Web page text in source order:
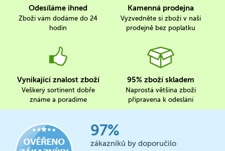
Odesíláme ihned
Zboží vám dodáme do 24
hodin
Kamenná prodejna
Vyzvedněte si zboží v naší
prodejně bez poplatku
Vynikající znalost zboží
Veškerý sortinent dobře
známe a poradíme
95% zboží skladem
Naprostá většina zboží
připravena k odeslání
97%
zákazníků by doporučilo